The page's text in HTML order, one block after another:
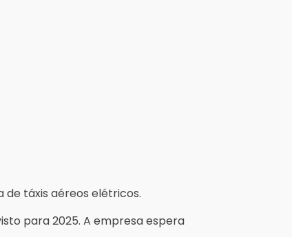
de táxis aéreos elétricos.
para 2025. A empresa espera